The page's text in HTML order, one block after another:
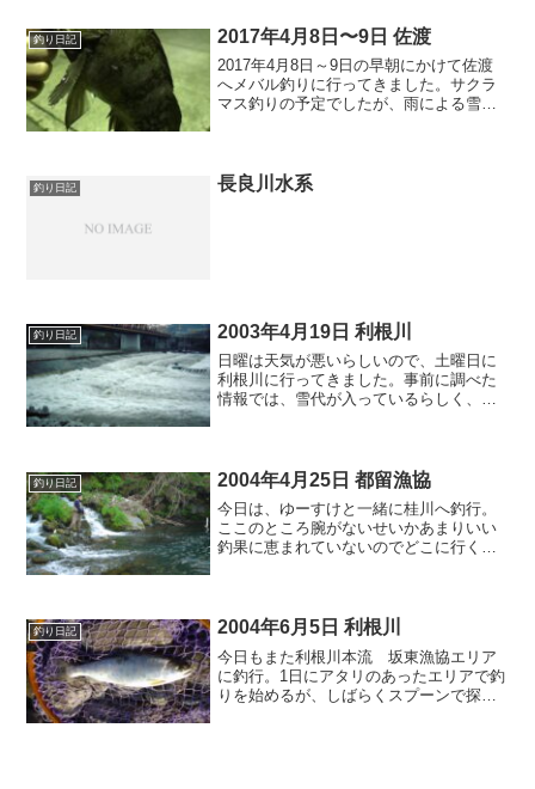
釣り日記 2017年4月8日〜9日 佐渡
2017年4月8日～9日の早朝にかけて佐渡
へメバル釣りに行ってきました。サクラ
マス釣りの予定でしたが、雨による雪代
ってきたのですが...
釣り日記 長良川水系
釣り日記 2003年4月19日 利根川
日曜は天気が悪いらしいので、土曜日に
利根川に行ってきました。事前に調べた
情報では、雪代が入っているらしく、釣
と、相当濁りが入って...
釣り日記 2004年4月25日 都留漁協
今日は、ゆーすけと一緒に桂川へ釣行。
ここのところ腕がないせいかあまりいい
釣果に恵まれていないのでどこに行くか
め、早々に上流へ移動するこ...
釣り日記 2004年6月5日 利根川
今日もまた利根川本流 坂東漁協エリア
に釣行。1日にアタリのあったエリアで釣
りを始めるが、しばらくスプーンで探る